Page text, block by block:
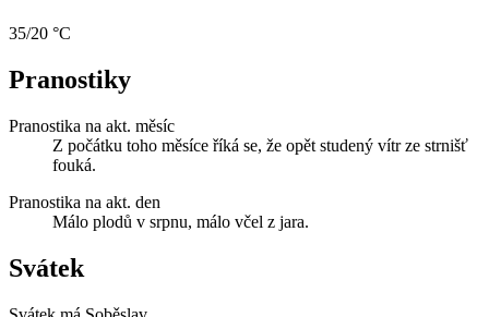
35/20 °C
Pranostiky
Pranostika na akt. měsíc
Z počátku toho měsíce říká se, že opět studený vítr ze strnišť
fouká.
Pranostika na akt. den
Málo plodů v srpnu, málo včel z jara.
Svátek